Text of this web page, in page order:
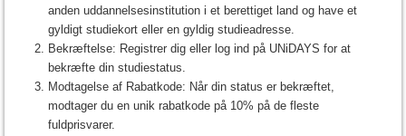
anden uddannelsesinstitution i et berettiget land og have et
gyldigt studiekort eller en gyldig studieadresse.
Bekræftelse: Registrer dig eller log ind på UNiDAYS for at
bekræfte din studiestatus.
Modtagelse af Rabatkode: Når din status er bekræftet,
modtager du en unik rabatkode på 10% på de fleste
fuldprisvarer.